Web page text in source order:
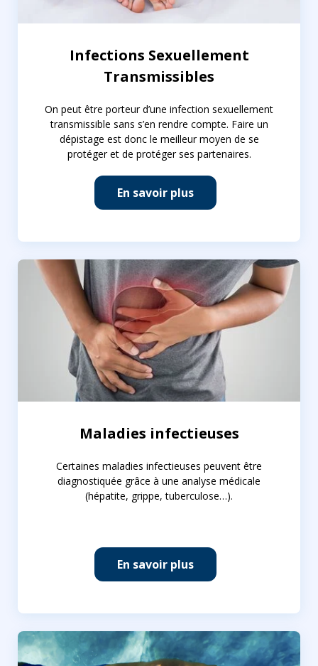
Infections Sexuellement
Transmissibles
On peut être porteur d’une infection sexuellement
transmissible sans s’en rendre compte. Faire un
dépistage est donc le meilleur moyen de se
protéger et de protéger ses partenaires.
En savoir plus
Maladies infectieuses
Certaines maladies infectieuses peuvent être
diagnostiquée grâce à une analyse médicale
(hépatite, grippe, tuberculose…).
En savoir plus